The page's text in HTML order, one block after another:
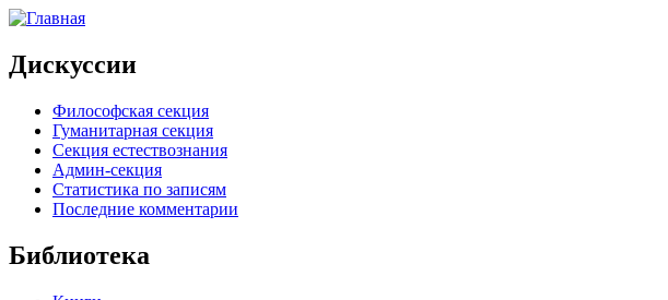
Дискуссии
Философская секция
Гуманитарная секция
Секция естествознания
Админ-секция
Статистика по записям
Последние комментарии
Библиотека